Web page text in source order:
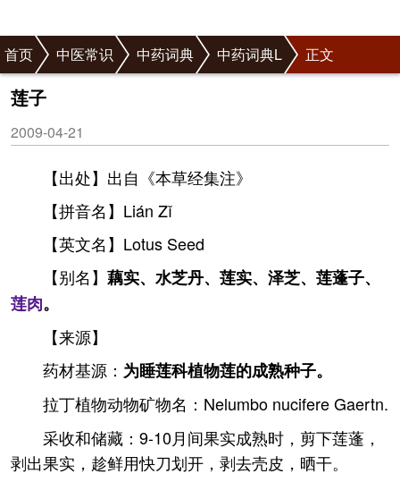
首页 中医常识 中药词典 中药词典L 正文
莲子
2009-04-21
【出处】出自《本草经集注》
【拼音名】Lián Zǐ
【英文名】Lotus Seed
【别名】 藕实、水芝丹、莲实、泽芝、莲蓬子、
莲肉。
【来源】
药材基源： 为睡莲科植物莲的成熟种子。
拉丁植物动物矿物名：Nelumbo nucifere Gaertn.
采收和储藏：9-10月间果实成熟时，剪下莲蓬，
剥出果实，趁鲜用快刀划开，剥去壳皮，晒干。